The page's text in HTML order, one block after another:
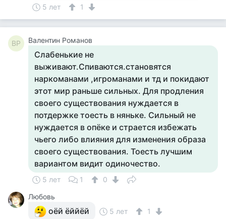
5 лет 1
ВР Валентин Романов
Слабенькие не
выживают.Спиваются.становятся
наркоманами ,игроманами и тд и покидают
этот мир раньше сильных. Для продления
своего существования нуждается в
потдержке тоесть в няньке. Сильный не
нуждается в опёке и страется избежать
чьего либо влияния для изменения образа
своего существования. Тоесть лучшим
вариантом видит одиночество.
5 лет 1
0
Любовь
оёй ёййёй 5 лет 1